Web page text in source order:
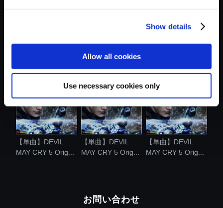
Show details
Allow all cookies
Use necessary cookies only
DEVIL MAY CRY 5
MAY CRY 5 Orig...
MAY CRY 5 Orig...
【単曲】DEVIL
MAY CRY 5 Orig...
【単曲】DEVIL
MAY CRY 5 Orig...
【単曲】DEVIL
MAY CRY 5 Orig...
お問い合わせ